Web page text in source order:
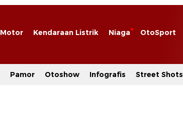
Motor Kendaraan Listrik Niaga OtoSport
Pamor Otoshow Infografis Street Shots